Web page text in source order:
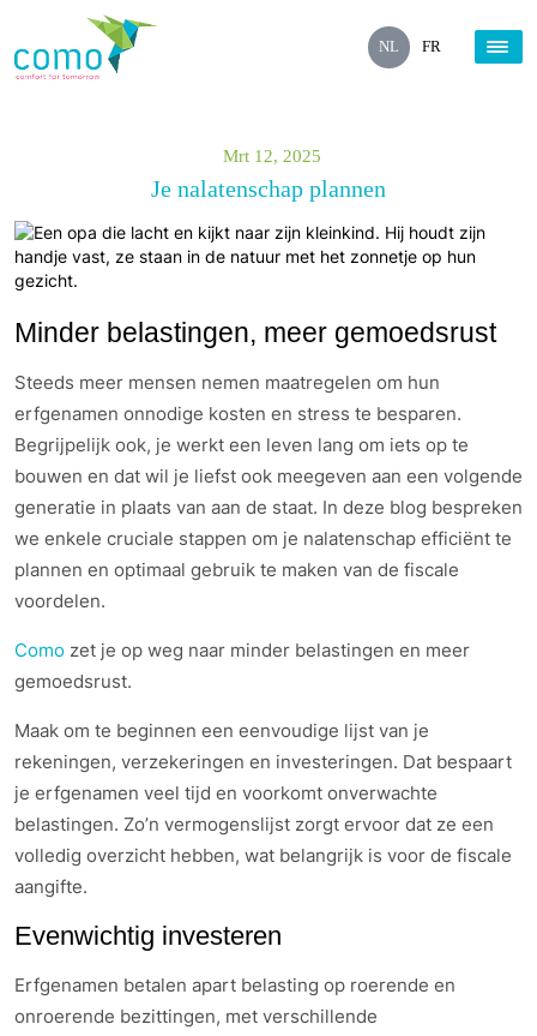
NL FR
Mrt 12, 2025
Je nalatenschap plannen
Minder belastingen, meer gemoedsrust
Steeds meer mensen nemen maatregelen om hun
erfgenamen onnodige kosten en stress te besparen.
Begrijpelijk ook, je werkt een leven lang om iets op te
bouwen en dat wil je liefst ook meegeven aan een volgende
generatie in plaats van aan de staat. In deze blog bespreken
we enkele cruciale stappen om je nalatenschap efficiënt te
plannen en optimaal gebruik te maken van de fiscale
voordelen.
Como zet je op weg naar minder belastingen en meer
gemoedsrust.
Maak om te beginnen een eenvoudige lijst van je
rekeningen, verzekeringen en investeringen. Dat bespaart
je erfgenamen veel tijd en voorkomt onverwachte
belastingen. Zo’n vermogenslijst zorgt ervoor dat ze een
volledig overzicht hebben, wat belangrijk is voor de fiscale
aangifte.
Evenwichtig investeren
Erfgenamen betalen apart belasting op roerende en
onroerende bezittingen, met verschillende